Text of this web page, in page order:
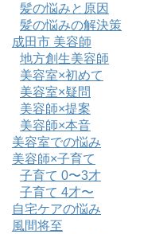
髪の悩みと原因
髪の悩みの解決策
成田市 美容師
地方創生美容師
美容室×初めて
美容室×疑問
美容師×提案
美容師×本音
美容室での悩み
美容師×子育て
子育て 0〜3才
子育て 4才〜
自宅ケアの悩み
風間将至